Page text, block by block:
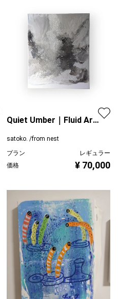
Quiet Umber｜Fluid Art
satoko. /from nest
プラン
レギュラー
価格
¥ 70,000